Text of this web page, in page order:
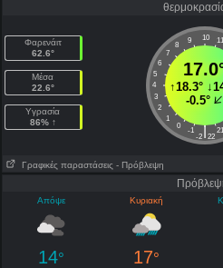
Φαρενάιτ
62.6°
Μέσα
22.6°
Υγρασία
86% ↑
10
9 11
8
7
6
5
4
3
2
1
0
-1 21
|
-2 22
↑18.3°↓
-0.5°
Γραφικές παραστάσεις - Πρόβλεψη
Απόψε
Κυριακή
14° 17°